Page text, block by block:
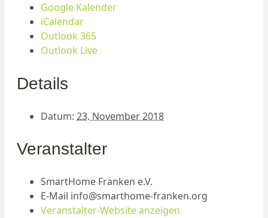
Google Kalender
iCalendar
Outlook 365
Outlook Live
Details
Datum: 23. November 2018
Veranstalter
SmartHome Franken e.V.
E-Mail info@smarthome-franken.org
Veranstalter-Website anzeigen